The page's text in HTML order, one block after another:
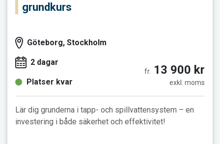
grundkurs
Göteborg, Stockholm
2 dagar
Platser kvar
fr. 13 900 kr
exkl. moms
Lär dig grunderna i tapp- och spillvattensystem – en
investering i både säkerhet och effektivitet!